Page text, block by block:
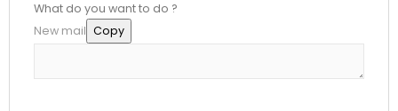
What do you want to do ?
New mail Copy